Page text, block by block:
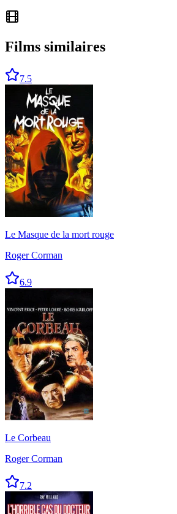
Films similaires
7.5
Le Masque de la mort rouge
Roger Corman
6.9
Le Corbeau
Roger Corman
7.2